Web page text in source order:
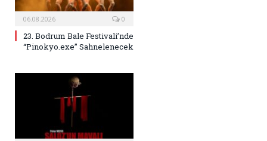
06.08.2026 0
23. Bodrum Bale Festivali’nde
“Pinokyo.exe” Sahnelenecek